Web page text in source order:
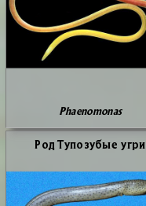
Phaenomonas
Род Ту­по­зу­бые угри